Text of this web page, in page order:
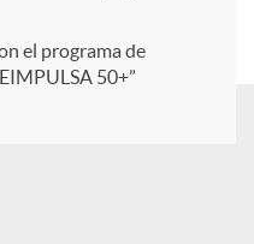
el programa de
50+”